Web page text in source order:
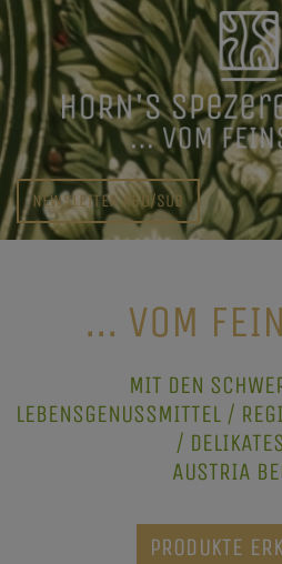
NEWSLETTER ABO/SUB
... VOM
MIT DEN
LEBENSGENUSSMITTEL /
/
AUSTRIA
PRODUKTE